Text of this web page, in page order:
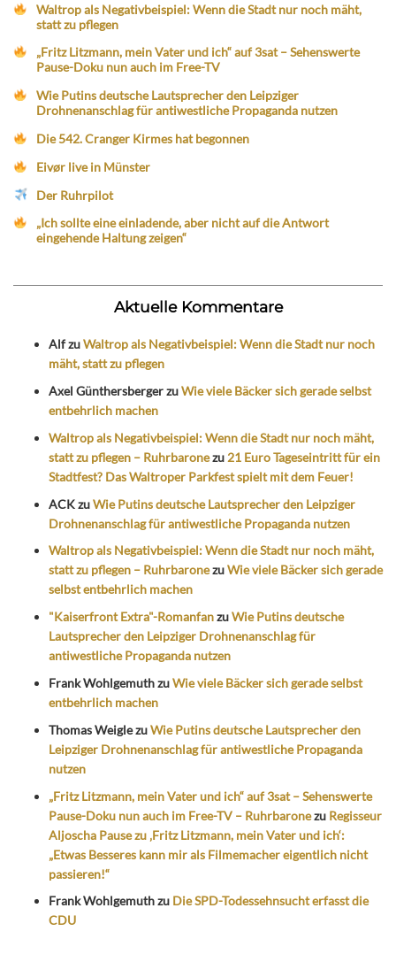
Waltrop als Negativbeispiel: Wenn die Stadt nur noch mäht,
statt zu pflegen
„Fritz Litzmann, mein Vater und ich“ auf 3sat – Sehenswerte
Pause-Doku nun auch im Free-TV
Wie Putins deutsche Lautsprecher den Leipziger
Drohnenanschlag für antiwestliche Propaganda nutzen
Die 542. Cranger Kirmes hat begonnen
Eivør live in Münster
Der Ruhrpilot
„Ich sollte eine einladende, aber nicht auf die Antwort
eingehende Haltung zeigen“
Aktuelle Kommentare
AlfzuWaltrop als Negativbeispiel: Wenn die Stadt nur noch
mäht, statt zu pflegen
Axel GünthersbergerzuWie viele Bäcker sich gerade selbst
entbehrlich machen
Waltrop als Negativbeispiel: Wenn die Stadt nur noch mäht,
statt zu pflegen – Ruhrbaronezu 21 Euro Tageseintritt für ein
Stadtfest? Das Waltroper Parkfest spielt mit dem Feuer!
ACKzuWie Putins deutsche Lautsprecher den Leipziger
Drohnenanschlag für antiwestliche Propaganda nutzen
Waltrop als Negativbeispiel: Wenn die Stadt nur noch mäht,
statt zu pflegen – RuhrbaronezuWie viele Bäcker sich gerade
selbst entbehrlich machen
"Kaiserfront Extra"-RomanfanzuWie Putins deutsche
Lautsprecher den Leipziger Drohnenanschlag für
antiwestliche Propaganda nutzen
Frank WohlgemuthzuWie viele Bäcker sich gerade selbst
entbehrlich machen
Thomas WeiglezuWie Putins deutsche Lautsprecher den
Leipziger Drohnenanschlag für antiwestliche Propaganda
nutzen
„Fritz Litzmann, mein Vater und ich“ auf 3sat – Sehenswerte
Pause-Doku nun auch im Free-TV – Ruhrbaronezu Regisseur
Aljoscha Pause zu ‚Fritz Litzmann, mein Vater und ich‘:
„Etwas Besseres kann mir als Filmemacher eigentlich nicht
passieren!“
Frank Wohlgemuthzu Die SPD-Todessehnsucht erfasst die
CDU